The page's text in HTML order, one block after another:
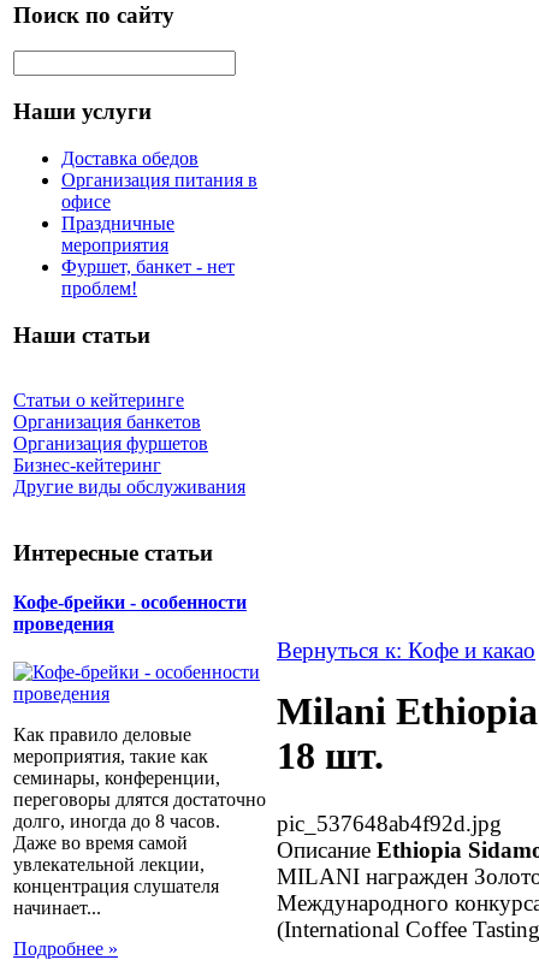
Поиск по сайту
Наши услуги
Доставка обедов
Организация питания в
офисе
Праздничные
мероприятия
Фуршет, банкет - нет
проблем!
Наши статьи
Статьи о кейтеринге
Организация банкетов
Организация фуршетов
Бизнес-кейтеринг
Другие виды обслуживания
Интересные статьи
Кофе-брейки - особенности
проведения
Как правило деловые
мероприятия, такие как
семинары, конференции,
переговоры длятся достаточно
долго, иногда до 8 часов.
Даже во время самой
увлекательной лекции,
концентрация слушателя
начинает...
Подробнее »
Вернуться к: Кофе и какао
Milani Ethiopia
18 шт.
pic_537648ab4f92d.jpg
Описание Ethiopia
MILANI награжден
Международного
(International Coffee